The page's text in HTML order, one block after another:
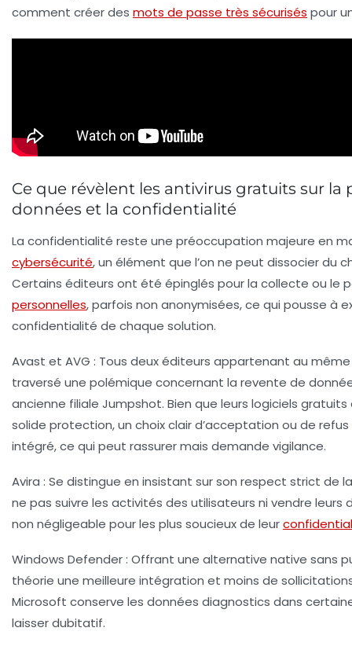
comment créer des mots de passe très sécurisés pour
Ce que révèlent les antivirus gratuits sur la
données et la confidentialité
La confidentialité reste une préoccupation majeure en
cybersécurité, un élément que l’on ne peut dissocier du
Certains éditeurs ont été épinglés pour la collecte ou le
personnelles, parfois non anonymisées, ce qui pousse à
confidentialité de chaque solution.
Avast et AVG : Tous deux éditeurs appartenant au
traversé une polémique concernant la revente de
ancienne filiale Jumpshot. Bien que leurs logiciels
solide protection, un choix clair d’acceptation ou de
intégré, ce qui peut rassurer mais demande vigilance.
Avira : Se distingue en insistant sur son respect strict de
ne pas suivre les activités des utilisateurs ni vendre leurs
non négligeable pour les plus soucieux de leur
Windows Defender : Offrant une alternative native sans
théorie une meilleure intégration et moins de
Microsoft conserve les données diagnostics dans
laisser dubitatif.